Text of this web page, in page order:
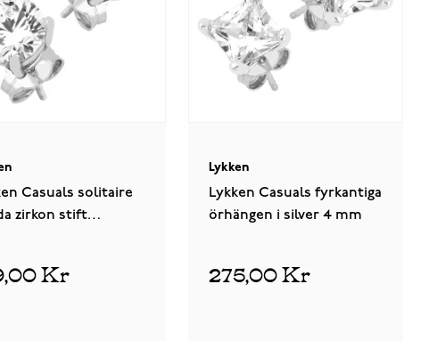
Casuals solitaire
zirkon stift
Kr
Lykken
Lykken Casuals fyrkantiga
örhängen i silver 4 mm
275,00 Kr